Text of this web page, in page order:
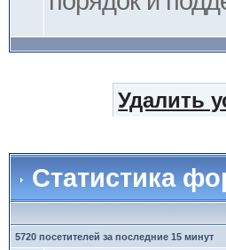
Удалить
Статистика
5720 посетителей за последние 15 минут